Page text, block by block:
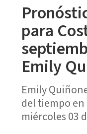
para
Emily
Emily
del tiempo en
miércoles 03